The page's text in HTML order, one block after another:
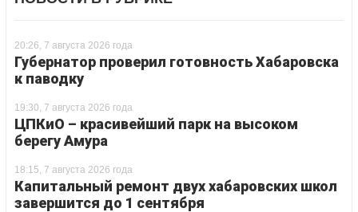
20:26, 7 августа 2026 года
Губернатор проверил готовность Хабаровска
к паводку
19:30, 7 августа 2026 года
ЦПКиО – красивейший парк на высоком
берегу Амура
18:15, 7 августа 2026 года
Капитальный ремонт двух хабаровских школ
завершится до 1 сентября